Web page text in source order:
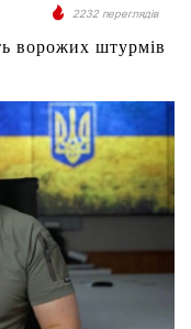
2232 переглядів
ворожих штурмів